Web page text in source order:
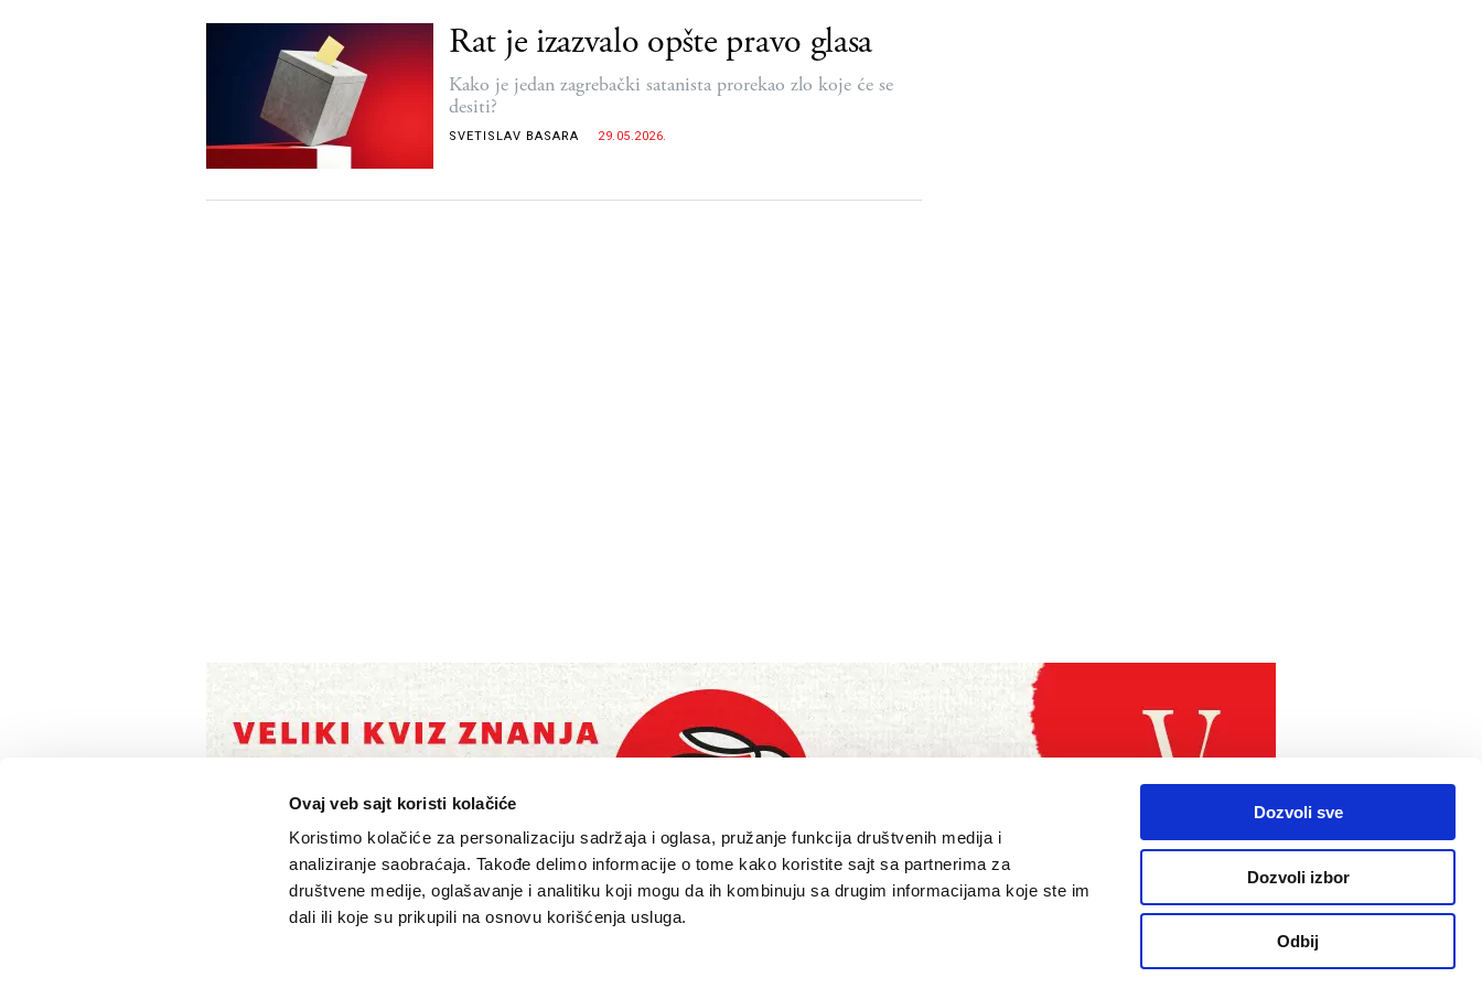
Ovaj veb sajt koristi kolačiće
Koristimo kolačiće za personalizaciju sadržaja i oglasa, pružanje funkcija društvenih medija i
analiziranje saobraćaja. Takođe delimo informacije o tome kako koristite sajt sa partnerima za
društvene medije, oglašavanje i analitiku koji mogu da ih kombinuju sa drugim informacijama koje ste im
dali ili koje su prikupili na osnovu korišćenja usluga.
Dozvoli sve
Dozvoli izbor
Odbij
Rat je izazvalo opšte pravo glasa
Kako je jedan zagrebački satanista prorekao zlo koje će se
desiti?
SVETISLAV BASARA 29.05.2026.